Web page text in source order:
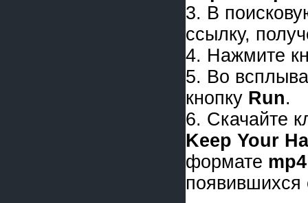
3. В
ссылку,
4. Нажмите
5. Во
кнопку Run.
6. Скачайте
Keep Your
формате mp4
появившихся